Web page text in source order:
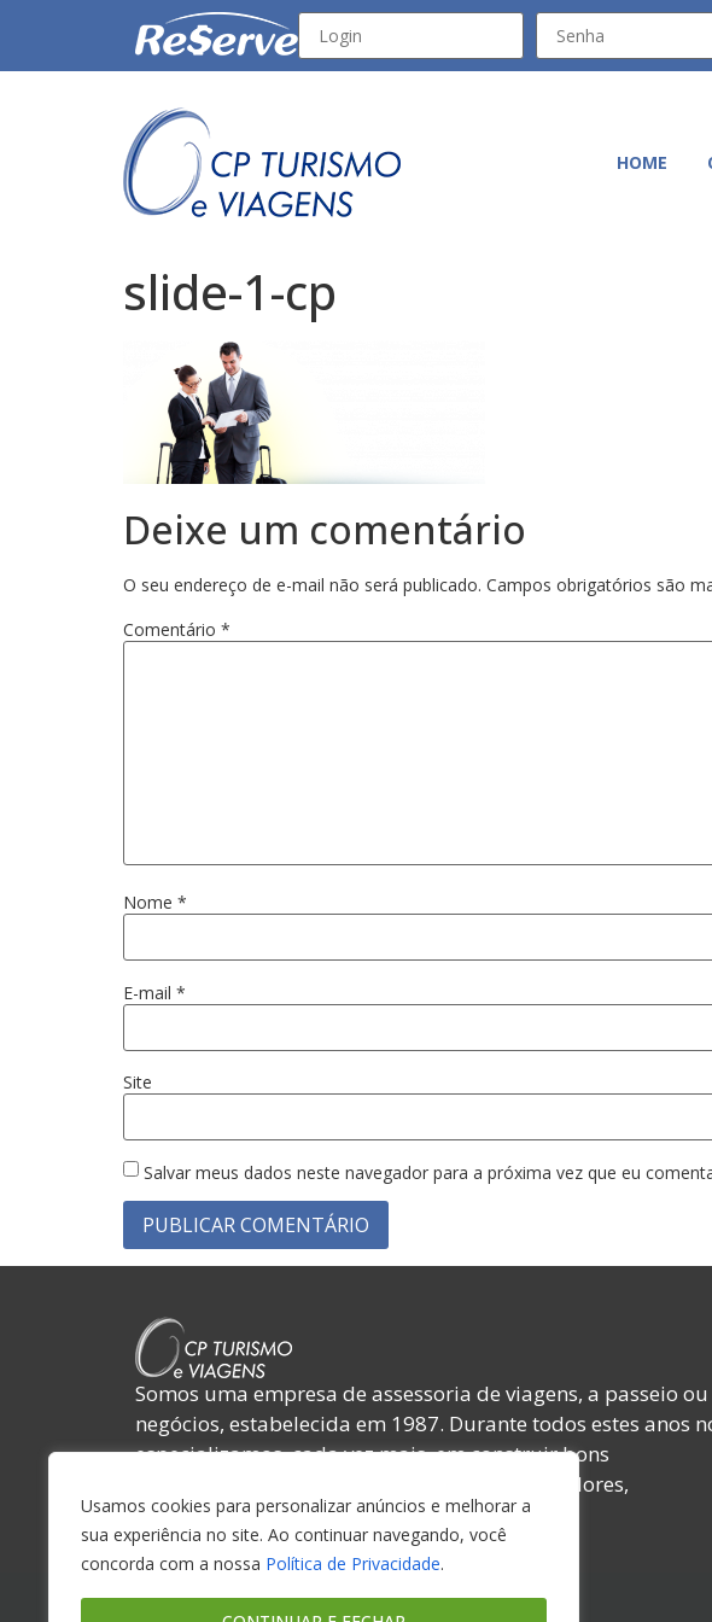
Usamos cookies para personalizar anúncios e melhorar a
sua experiência no site. Ao continuar navegando, você
concorda com a nossa Política de Privacidade.
HOME
slide-1-cp
Deixe um comentário
O seu endereço de e-mail não será publicado. Campos obrigatórios são
Comentário *
Nome *
E-mail *
Site
Salvar meus dados neste navegador para a próxima vez que eu
Somos uma empresa de assessoria de viagens, a passeio ou
negócios, estabelecida em 1987. Durante todos estes anos
especializamos, cada vez mais, em construir bons
relacionamentos com nossos clientes, fornecedores,
colaboradores e amigos.